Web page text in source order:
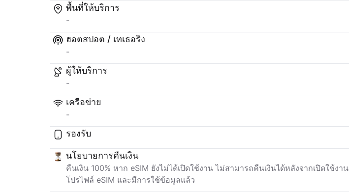
พื้นที่ให้บริการ
-
ฮอตสปอต / เทเธอริง
-
ผู้ให้บริการ
-
เครือข่าย
-
รองรับ
นโยบายการคืนเงิน
คืนเงิน 100% หาก eSIM ยังไม่ได้เปิดใช้งาน ไม่สามารถคืนเงินได้หลังจากเปิดใช้งาน
โปรไฟล์ eSIM และมีการใช้ข้อมูลแล้ว